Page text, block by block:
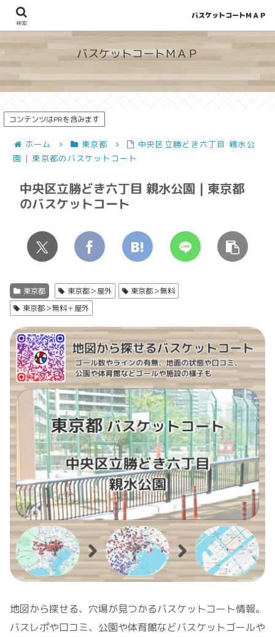
地図から探せる！穴場が見つかるバスケットコート情報
バスケットコートＭＡＰ
コンテンツはPRを含みます
ホーム 東京都
中央区立勝どき六丁目 親水公
園 | 東京都のバスケットコート
中央区立勝どき六丁目 親水公園 | 東京都
のバスケットコート
東京都 東京都＞屋外
東京都＞無料
東京都＞無料＋屋外
地図から探せる、穴場が見つかるバスケットコート情報。
バスレポや口コミ、公園や体育館などバスケットゴールや
検索
バスケットコートＭＡＰ